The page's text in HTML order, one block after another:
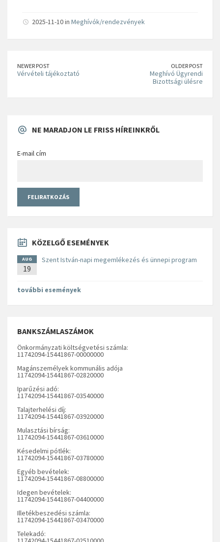
2025-11-10 in Meghívók/rendezvények
NEWER POST
Vérvételi tájékoztató
OLDER POST
Meghívó Ügyrendi
Bizottsági ülésre
NE MARADJON LE FRISS HÍREINKRŐL
E-mail cím
KÖZELGŐ ESEMÉNYEK
AUG
19
Szent István-napi megemlékezés és ünnepi program
további események
BANKSZÁMLASZÁMOK
Önkormányzati költségvetési számla:
11742094-15441867-00000000
Magánszemélyek kommunális adója
11742094-15441867-02820000
Iparűzési adó:
11742094-15441867-03540000
Talajterhelési díj:
11742094-15441867-03920000
Mulasztási bírság:
11742094-15441867-03610000
Késedelmi pótlék:
11742094-15441867-03780000
Egyéb bevételek:
11742094-15441867-08800000
Idegen bevételek:
11742094-15441867-04400000
Illetékbeszedési számla:
11742094-15441867-03470000
Telekadó: